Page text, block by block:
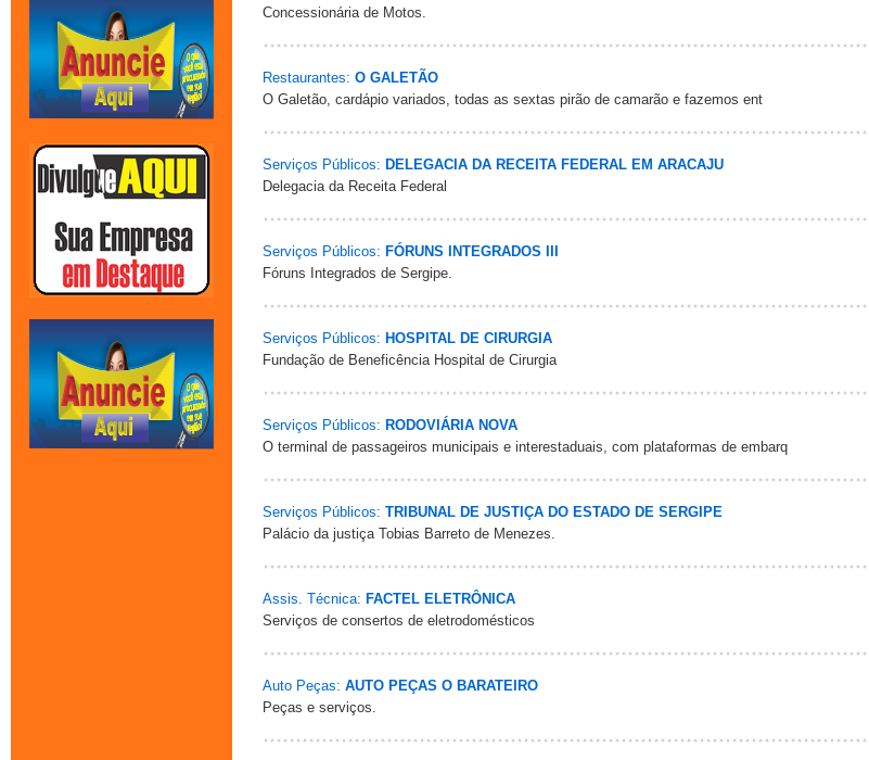
Concessionária de Motos.
Restaurantes: O GALETÃO
O Galetão, cardápio variados, todas as sextas pirão de camarão e fazemos ent
Serviços Públicos: DELEGACIA DA RECEITA FEDERAL EM ARACAJU
Delegacia da Receita Federal
Serviços Públicos: FÓRUNS INTEGRADOS III
Fóruns Integrados de Sergipe.
Serviços Públicos: HOSPITAL DE CIRURGIA
Fundação de Beneficência Hospital de Cirurgia
Serviços Públicos: RODOVIÁRIA NOVA
O terminal de passageiros municipais e interestaduais, com plataformas de embarq
Serviços Públicos: TRIBUNAL DE JUSTIÇA DO ESTADO DE SERGIPE
Palácio da justiça Tobias Barreto de Menezes.
Assis. Técnica: FACTEL ELETRÔNICA
Serviços de consertos de eletrodomésticos
Auto Peças: AUTO PEÇAS O BARATEIRO
Peças e serviços.